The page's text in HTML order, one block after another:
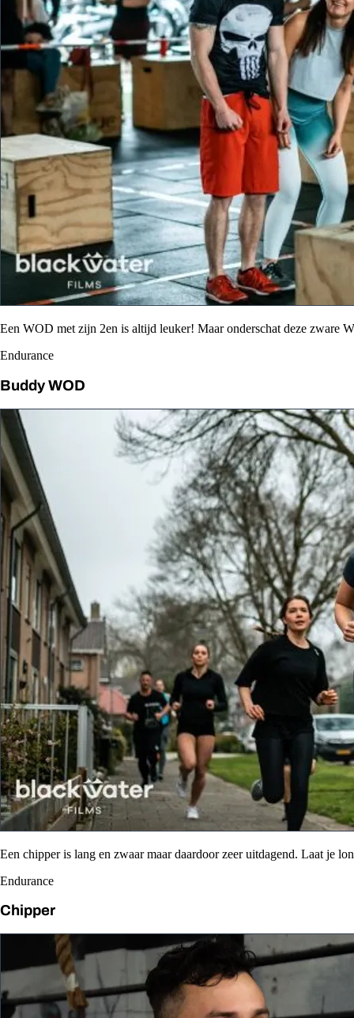
Een WOD met zijn 2en is altijd leuker! Maar onderschat deze zware
Endurance
Buddy WOD
Een chipper is lang en zwaar maar daardoor zeer uitdagend. Laat je
Endurance
Chipper